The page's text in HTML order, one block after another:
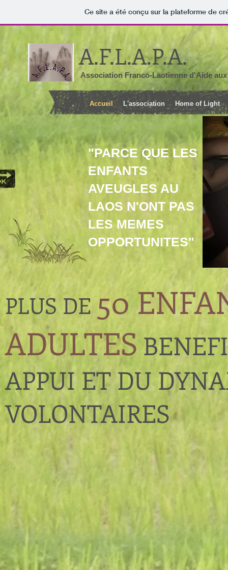
Ce site a été conçu sur la plateforme de
A.F.L.A.P.A.
Association Franco-Laotienne d'Aide
Accueil L'association Home of Light
"PARCE QUE LES
ENFANTS
AVEUGLES AU
LAOS N'ONT PAS
LES MEMES
OPPORTUNITES"
PLUS DE 50
ADULTES
APPUI ET DU
VOLONTAIRES